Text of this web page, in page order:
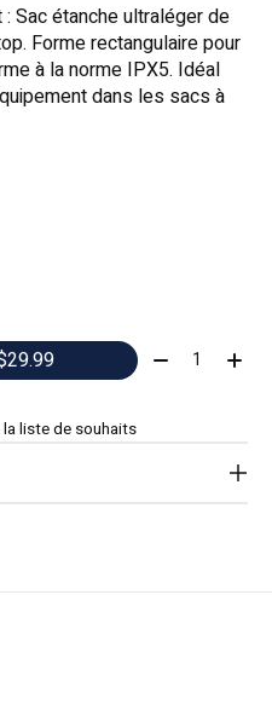
Sac étanche ultraléger de
Forme rectangulaire pour
à la norme IPX5. Idéal
dans les sacs à
$29.99 Quantité:
liste de souhaits